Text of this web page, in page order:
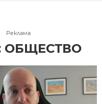
Реклама
ОБЩЕСТВО